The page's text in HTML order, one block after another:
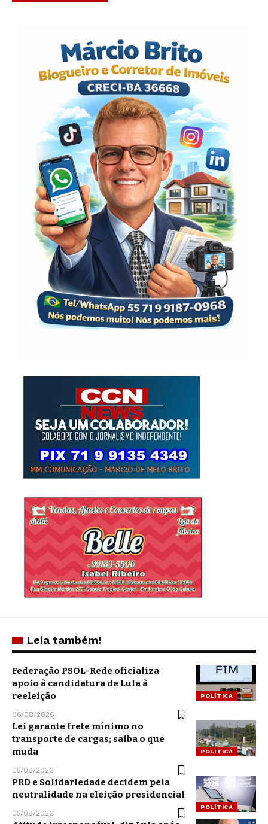
Leia também!
POLÍTICA
Federação PSOL-Rede oficializa
apoio à candidatura de Lula à
reeleição
06/08/2026
POLÍTICA
Lei garante frete mínimo no
transporte de cargas; saiba o que
muda
05/08/2026
POLÍTICA
PRD e Solidariedade decidem pela
neutralidade na eleição presidencial
05/08/2026